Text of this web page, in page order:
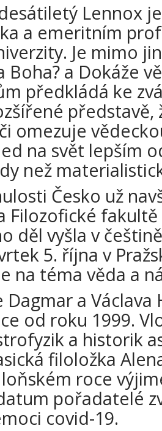
Lennox
a emeritním
Je mimo
Boha? a Dokáže
předkládá ke
představě,
omezuje
na svět lepším
než
Česko už
Filozofické
děl vyšla v
5. října v
na téma věda a
Dagmar a Václava
od roku 1999.
a historik
filoložka
roce
pořadatelé
covid-19.